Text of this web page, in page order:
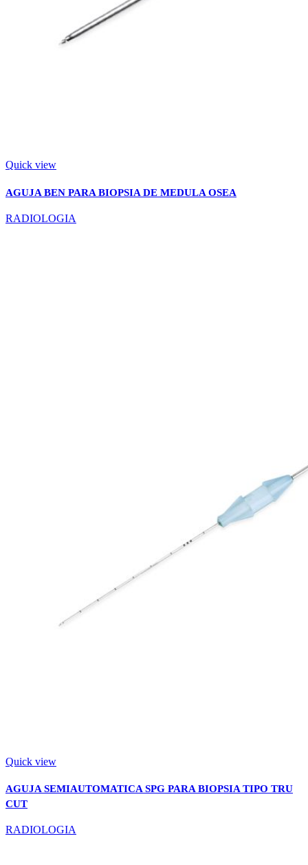
Quick view
AGUJA BEN PARA BIOPSIA DE MEDULA OSEA
RADIOLOGIA
Quick view
AGUJA SEMIAUTOMATICA SPG PARA BIOPSIA TIPO TRU
CUT
RADIOLOGIA